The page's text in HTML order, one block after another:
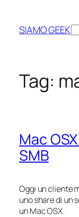
contenuto
SIAMO GEEK
Tag:
Mac
SMB
Oggi un cliente
uno share di un
un Mac OSX.